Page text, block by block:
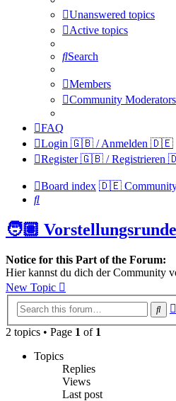
Unanswered topics
Active topics
Search
Members
Community Moderators
FAQ
Login 🇬🇧 / Anmelden 🇩🇪
Register 🇬🇧 /
Board index 🇩🇪
Search
🧑🏽 Vorstellungsrunde
Notice for this Part of the Forum:
Hier kannst du dich der Community
New Topic
2 topics • Page 1 of 1
Topics
Replies
Views
Last post